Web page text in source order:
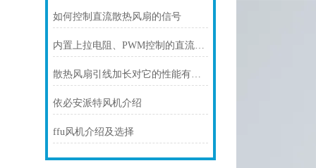
如何控制直流散热风扇的信号
内置上拉电阻、PWM控制的直流风机接线
散热风扇引线加长对它的性能有影响吗
依必安派特风机介绍
ffu风机介绍及选择